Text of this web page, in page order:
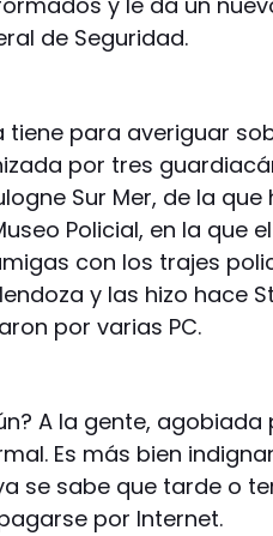
de Seguridad.
tiene para averiguar
por tres
Sur Mer, de la
Policial, en la
con los trajes
y las hizo hace
por varias PC.
A la gente,
Es más bien
se sabe que tarde o
por Internet.